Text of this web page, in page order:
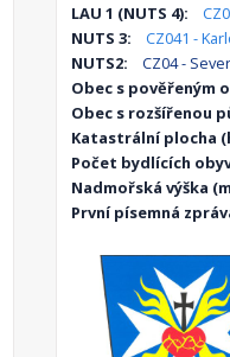
LAU 1 (NUTS 4):
NUTS 3:
CZ041 -
NUTS2:
CZ04 -
Obec s pověřeným
Obec s rozšířenou
Katastrální plocha
Počet bydlících
Nadmořská výška
První písemná